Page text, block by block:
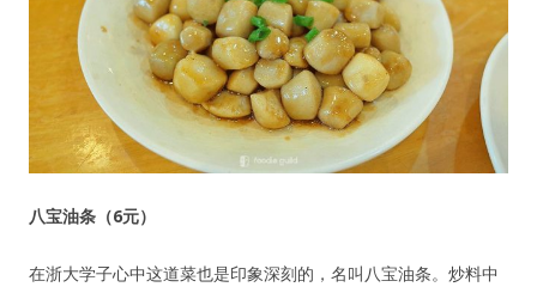
八宝油条（6元）
在浙大学子心中这道菜也是印象深刻的，名叫八宝油条。炒料中